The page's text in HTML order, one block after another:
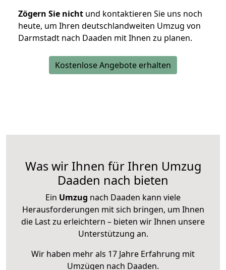
Zögern Sie nicht und kontaktieren Sie uns noch
heute, um Ihren deutschlandweiten Umzug von
Darmstadt nach Daaden mit Ihnen zu planen.
Kostenlose Angebote erhalten
Was wir Ihnen für Ihren Umzug
Daaden nach bieten
Ein Umzug nach Daaden kann viele
Herausforderungen mit sich bringen, um Ihnen
die Last zu erleichtern – bieten wir Ihnen unsere
Unterstützung an.
Wir haben mehr als 17 Jahre Erfahrung mit
Umzügen nach Daaden.